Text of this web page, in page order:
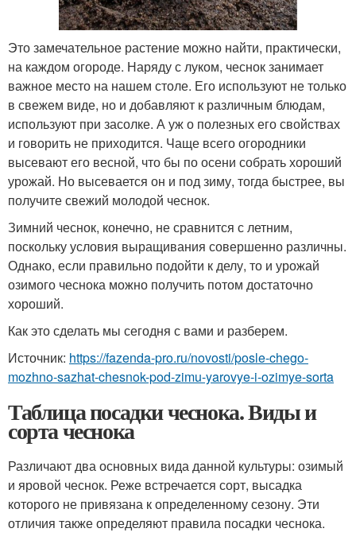
Это замечательное растение можно найти, практически,
на каждом огороде. Наряду с луком, чеснок занимает
важное место на нашем столе. Его используют не только
в свежем виде, но и добавляют к различным блюдам,
используют при засолке. А уж о полезных его свойствах
и говорить не приходится. Чаще всего огородники
высевают его весной, что бы по осени собрать хороший
урожай. Но высевается он и под зиму, тогда быстрее, вы
получите свежий молодой чеснок.
Зимний чеснок, конечно, не сравнится с летним,
поскольку условия выращивания совершенно различны.
Однако, если правильно подойти к делу, то и урожай
озимого чеснока можно получить потом достаточно
хороший.
Как это сделать мы сегодня с вами и разберем.
Источник: https://fazenda-pro.ru/novosti/posle-chego-
mozhno-sazhat-chesnok-pod-zimu-yarovye-i-ozimye-sorta
Таблица посадки чеснока. Виды и
сорта чеснока
Различают два основных вида данной культуры: озимый
и яровой чеснок. Реже встречается сорт, высадка
которого не привязана к определенному сезону. Эти
отличия также определяют правила посадки чеснока.